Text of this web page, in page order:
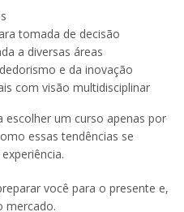
tomada de decisão
a diversas áreas
e da inovação
com visão multidisciplinar
escolher um curso apenas por
essas tendências se
você para o presente e,
mercado.